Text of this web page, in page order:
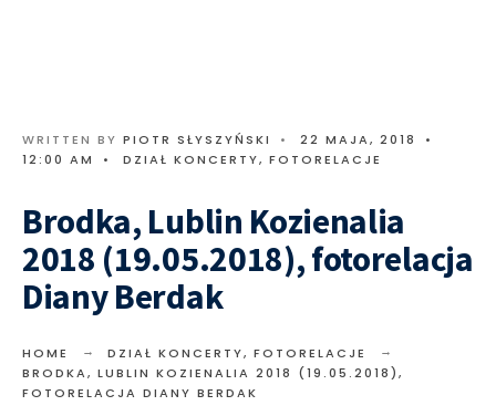
WRITTEN BY PIOTR SŁYSZYŃSKI • 22 MAJA, 2018
•
12:00 AM
• DZIAŁ KONCERTY, FOTORELACJE
Brodka, Lublin Kozienalia
2018 (19.05.2018), fotorelacja
Diany Berdak
HOME DZIAŁ KONCERTY, FOTORELACJE
BRODKA, LUBLIN KOZIENALIA 2018 (19.05.2018),
FOTORELACJA DIANY BERDAK